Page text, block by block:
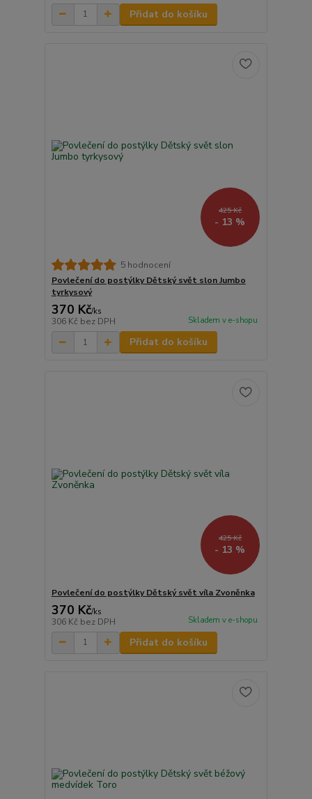
Přidat do košíku
425 Kč
- 13 %
5 hodnocení
Povlečení do postýlky Dětský svět slon Jumbo
tyrkysový
370 Kč/ks
306 Kč bez DPH Skladem v e-shopu
Přidat do košíku
425 Kč
- 13 %
Povlečení do postýlky Dětský svět víla Zvoněnka
370 Kč/ks
306 Kč bez DPH Skladem v e-shopu
Přidat do košíku